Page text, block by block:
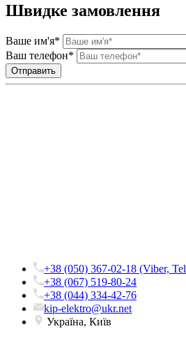
Швидке замовлення
Ваше им'я*
Ваш телефон*
+38 (050) 367-02-18 (Viber,
+38 (067) 519-80-24
+38 (044) 334-42-76
kip-elektro@ukr.net
Україна, Київ